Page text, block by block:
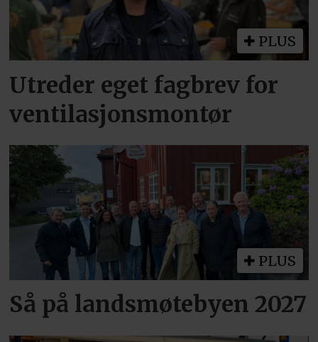
PLUS
Utreder eget fagbrev for
ventilasjonsmontør
PLUS
Så på landsmøtebyen 2027